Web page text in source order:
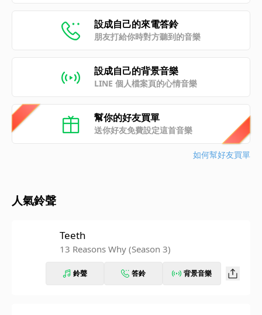
設成自己的來電答鈴
朋友打給你時對方聽到的音樂
設成自己的背景音樂
LINE 個人檔案頁的心情音樂
幫你的好友買單
送你好友免費設定這首音樂
如何幫好友買單
人氣鈴聲
Teeth
13 Reasons Why (Season 3)
鈴聲 答鈴 背景音樂